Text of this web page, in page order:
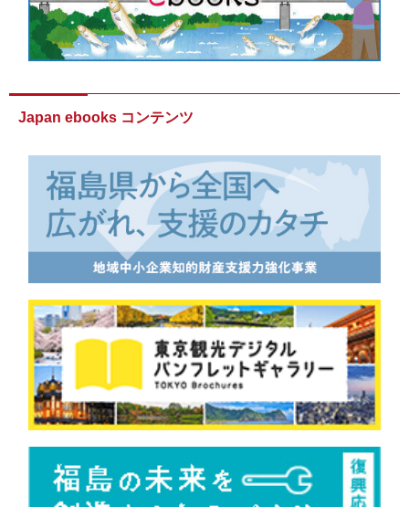
Japan ebooks コンテンツ